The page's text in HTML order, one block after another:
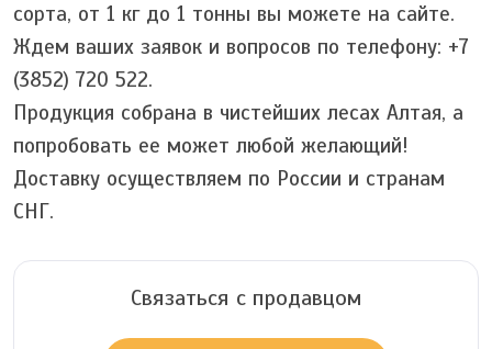
сорта, от 1 кг до 1 тонны вы можете на сайте.
Ждем ваших заявок и вопросов по телефону: +7
(3852) 720 522.
Продукция собрана в чистейших лесах Алтая, а
попробовать ее может любой желающий!
Доставку осуществляем по России и странам
СНГ.
Связаться с продавцом